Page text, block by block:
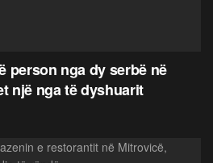
person nga dy serbë në
një nga të dyshuarit